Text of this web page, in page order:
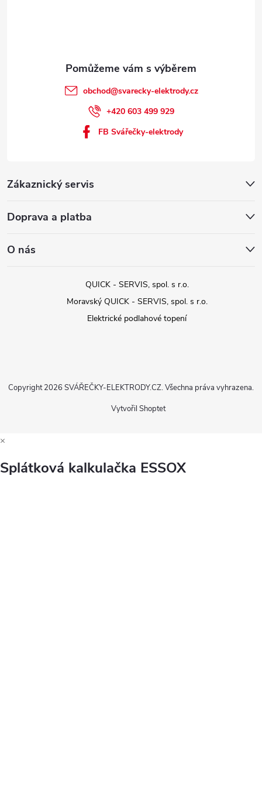
Zákaznický servis
Doprava a platba
O nás
obchod@svarecky-elektrody.cz
+420 603 499 929
FB Svářečky-elektrody
QUICK - SERVIS, spol. s r.o.
Moravský QUICK - SERVIS, spol. s r.o.
Elektrické podlahové topení
Vytvořil Shoptet
Copyright 2026 SVÁŘEČKY-ELEKTRODY.CZ. Všechna práva vyhrazena.
×
Splátková kalkulačka ESSOX